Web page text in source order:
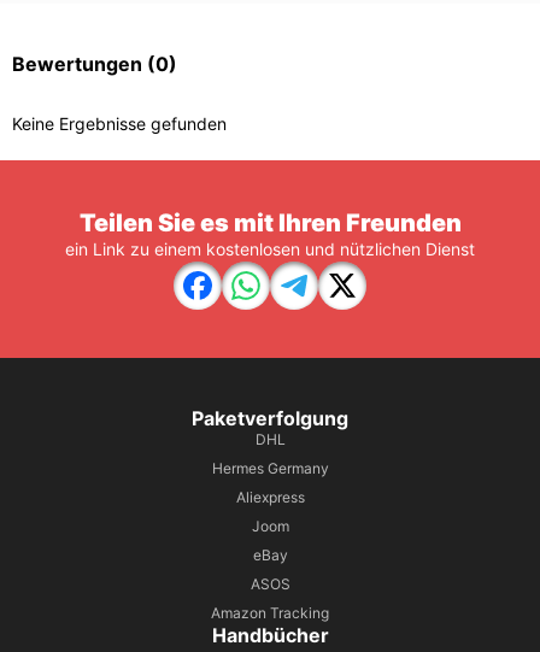
Bewertungen (0)
Keine Ergebnisse gefunden
Teilen Sie es mit Ihren Freunden
ein Link zu einem kostenlosen und nützlichen Dienst
Paketverfolgung
DHL
Hermes Germany
Aliexpress
Joom
eBay
ASOS
Amazon Tracking
Handbücher